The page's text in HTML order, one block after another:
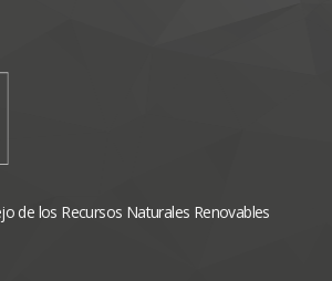
de los Recursos Naturales Renovables